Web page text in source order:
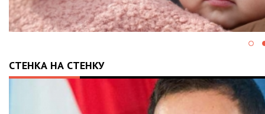
СТЕНКА НА СТЕНКУ
28.05.2024 13:43